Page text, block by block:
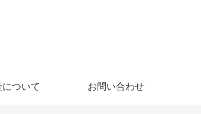
について お問い合わせ